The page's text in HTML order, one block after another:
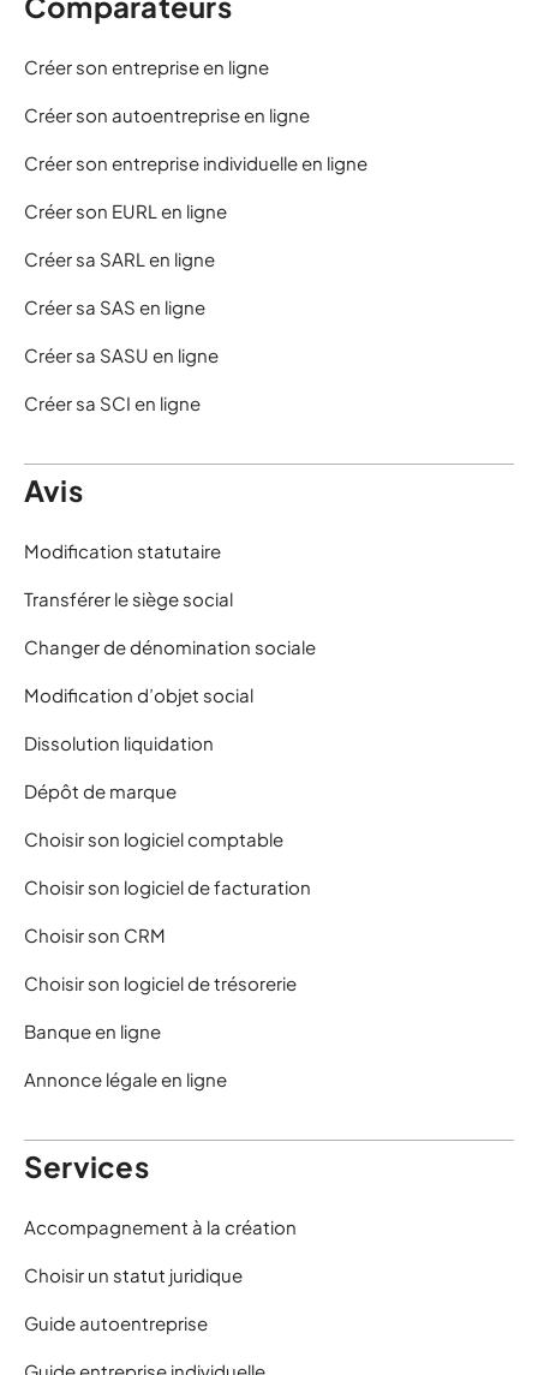
Créer son entreprise en ligne
Créer son autoentreprise en ligne
Créer son entreprise individuelle en ligne
Créer son EURL en ligne
Créer sa SARL en ligne
Créer sa SAS en ligne
Créer sa SASU en ligne
Créer sa SCI en ligne
Avis
Modification statutaire
Transférer le siège social
Changer de dénomination sociale
Modification d’objet social
Dissolution liquidation
Dépôt de marque
Choisir son logiciel comptable
Choisir son logiciel de facturation
Choisir son CRM
Choisir son logiciel de trésorerie
Banque en ligne
Annonce légale en ligne
Services
Accompagnement à la création
Choisir un statut juridique
Guide autoentreprise
Guide entreprise individuelle